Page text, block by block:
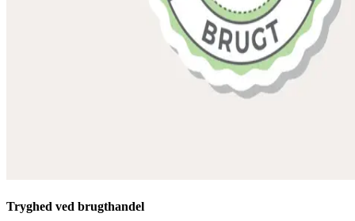
Tryghed ved brugthandel